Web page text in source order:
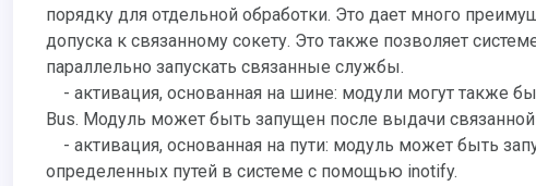
порядку для отдельной обработки. Это дает много
допуска к связанному сокету. Это также позволяет
параллельно запускать связанные службы.
- активация, основанная на шине: модули могут также
Bus. Модуль может быть запущен после выдачи
- активация, основанная на пути: модуль может быть
определенных путей в системе с помощью inotify.